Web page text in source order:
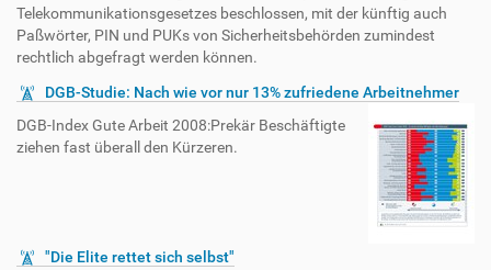
Telekommunikationsgesetzes beschlossen, mit der künftig auch
Paßwörter, PIN und PUKs von Sicherheitsbehörden zumindest
rechtlich abgefragt werden können.
DGB-Studie: Nach wie vor nur 13% zufriedene Arbeitnehmer
DGB-Index Gute Arbeit 2008:Prekär Beschäftigte
ziehen fast überall den Kürzeren.
"Die Elite rettet sich selbst"